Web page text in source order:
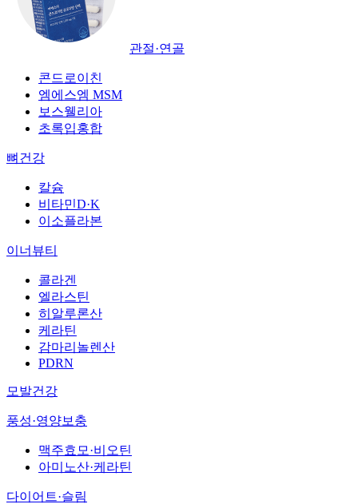
관절·연골
콘드로이친
엠에스엠 MSM
보스웰리아
초록입홍합
뼈건강
칼슘
비타민D·K
이소플라본
이너뷰티
콜라겐
엘라스틴
히알루론산
케라틴
감마리놀렌산
PDRN
모발건강
풍성·영양보충
맥주효모·비오틴
아미노산·케라틴
다이어트·슬림